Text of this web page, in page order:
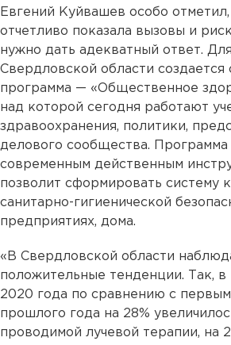
Евгений Куйвашев особо
отчетливо показала вызовы и
нужно дать адекватный ответ.
Свердловской области создается
программа — «Общественное
над которой сегодня работают
здравоохранения, политики,
делового сообщества. Программа
современным действенным
позволит сформировать систему
санитарно-гигиенической
предприятиях, дома.
«В Свердловской области
положительные тенденции. Так, в
2020 года по сравнению с
прошлого года на 28%
проводимой лучевой терапии, на